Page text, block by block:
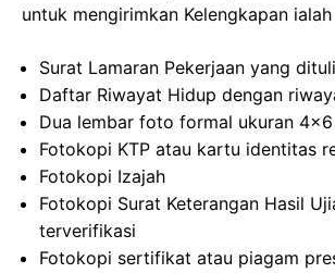
untuk mengirimkan Kelengkapan ialah
Surat Lamaran Pekerjaan yang
Daftar Riwayat Hidup dengan
Dua lembar foto formal ukuran 4×6
Fotokopi KTP atau kartu identitas
Fotokopi Izajah
Fotokopi Surat Keterangan Hasil
terverifikasi
Fotokopi sertifikat atau piagam